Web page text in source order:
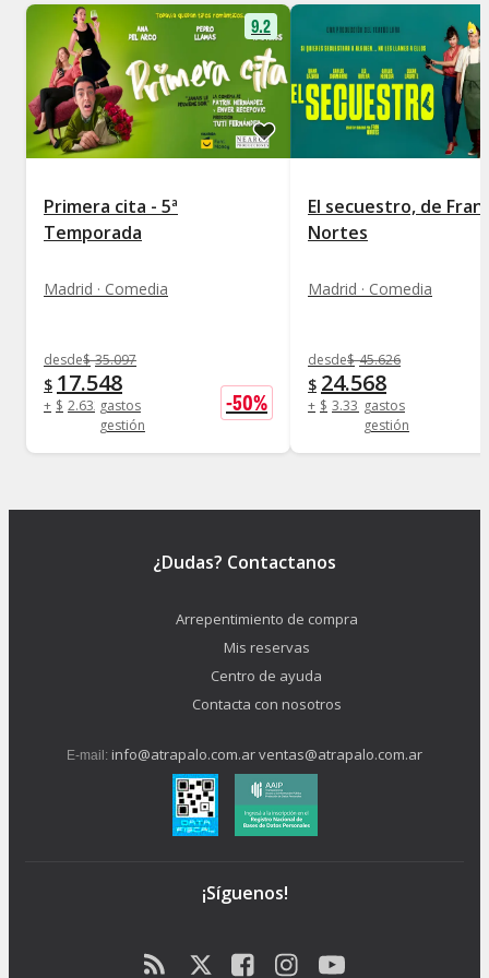
9.2
Primera cita - 5ª
Temporada
Madrid · Comedia
desde$ 35.097
$ 17.548
+ $ 2.632 gastos
gestión
-50%
El secuestro, de Fran
Nortes
Madrid · Comedia
desde$ 45.626
$ 24.568
+ $ 3.334 gastos
gestión
¿Dudas? Contactanos
Arrepentimiento de compra
Mis reservas
Centro de ayuda
Contacta con nosotros
E-mail: info@atrapalo.com.arventas@atrapalo.com.ar
¡Síguenos!